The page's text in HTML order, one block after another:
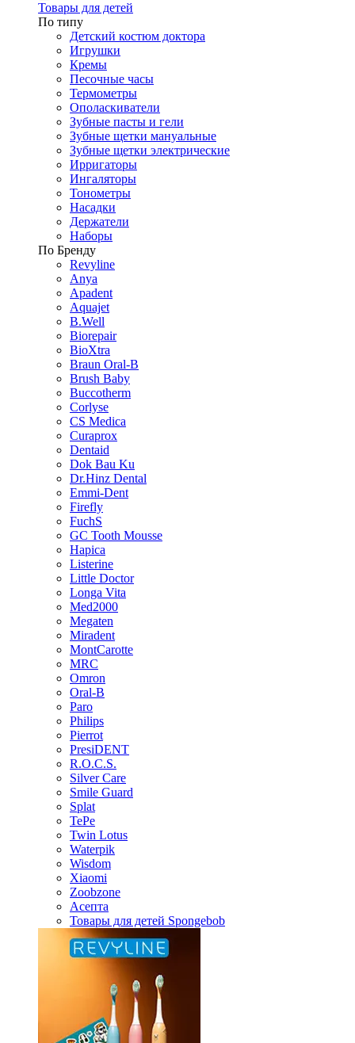
Товары для детей
По типу
Детский костюм доктора
Игрушки
Кремы
Песочные часы
Термометры
Ополаскиватели
Зубные пасты и гели
Зубные щетки мануальные
Зубные щетки электрические
Ирригаторы
Ингаляторы
Тонометры
Насадки
Держатели
Наборы
По Бренду
Revyline
Anya
Apadent
Aquajet
B.Well
Biorepair
BioXtra
Braun Oral-B
Brush Baby
Buccotherm
Corlyse
CS Medica
Curaprox
Dentaid
Dok Bau Ku
Dr.Hinz Dental
Emmi-Dent
Firefly
FuchS
GC Tooth Mousse
Hapica
Listerine
Little Doctor
Longa Vita
Med2000
Megaten
Miradent
MontCarotte
MRC
Omron
Oral-B
Paro
Philips
Pierrot
PresiDENT
R.O.C.S.
Silver Care
Smile Guard
Splat
TePe
Twin Lotus
Waterpik
Wisdom
Xiaomi
Zoobzone
Асепта
Товары для детей Spongebob